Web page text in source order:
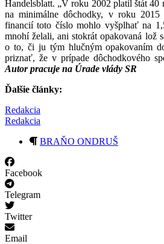
Handelsblatt. „V roku 2002 platil štát
na minimálne dôchodky, v roku 2015
financií toto číslo mohlo vyšplhať na
mnohí želali, ani stokrát opakovaná lož
o to, či ju tým hlučným opakovaním
priznať, že v prípade dôchodkového
Autor pracuje na Úrade vlády SR
Ďalšie články:
Redakcia
Redakcia
BRAŇO ONDRUŠ
Facebook
Telegram
Twitter
Email